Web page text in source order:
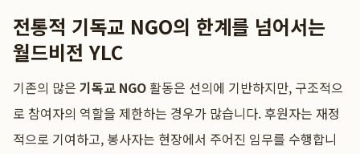
전통적 기독교 NGO의 한계를 넘어서는
월드비전 YLC
기존의 많은 기독교 NGO 활동은 선의에 기반하지만, 구조적으
로 참여자의 역할을 제한하는 경우가 많습니다. 후원자는 재정
적으로 기여하고, 봉사자는 현장에서 주어진 임무를 수행합니